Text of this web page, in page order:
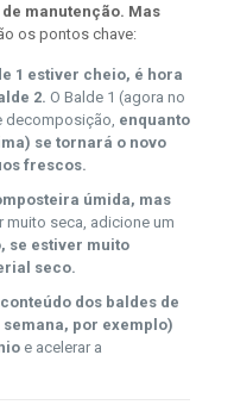
manutenção. Mas
os pontos chave:
1 estiver cheio, é hora
2. O Balde 1 (agora no
decomposição, enquanto
se tornará o novo
frescos.
úmida, mas
muito seca, adicione um
se estiver muito
seco.
dos baldes de
por exemplo)
e acelerar a